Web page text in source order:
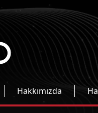
Hakkımızda